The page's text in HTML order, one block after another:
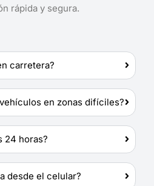
rápida y segura.
carretera?
en zonas difíciles?
24 horas?
desde el celular?